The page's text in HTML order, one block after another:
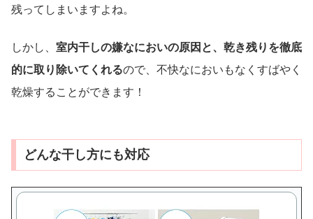
残ってしまいますよね。
しかし、 室内干しの嫌なにおいの原因と、乾き残りを徹底
的に取り除いてくれるので、不快なにおいもなくすばやく
乾燥することができます！
どんな干し方にも対応